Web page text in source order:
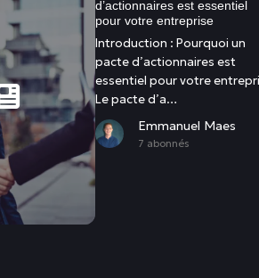
d’actionnaires est essentiel
pour votre entreprise
Introduction : Pourquoi un
pacte d’actionnaires est
essentiel pour votre
Le pacte d’a…
Emmanuel Maes
7 abonnés